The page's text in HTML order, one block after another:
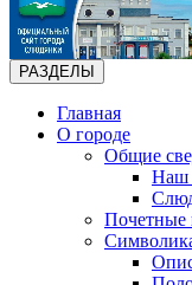
РАЗДЕЛЫ
Главная
О городе
Общие
Наш
Почетные